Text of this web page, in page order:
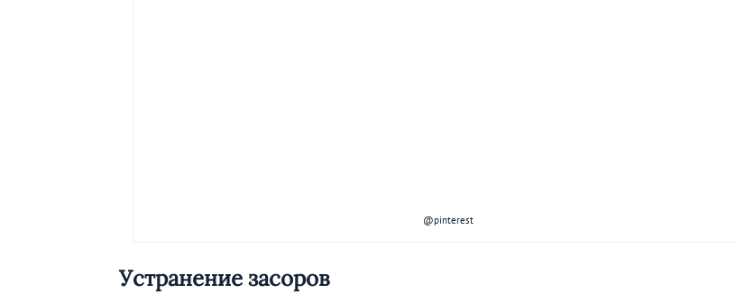
@pinterest
Устранение засоров